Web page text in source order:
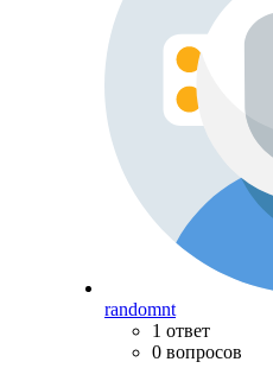
randomnt
1 ответ
0 вопросов